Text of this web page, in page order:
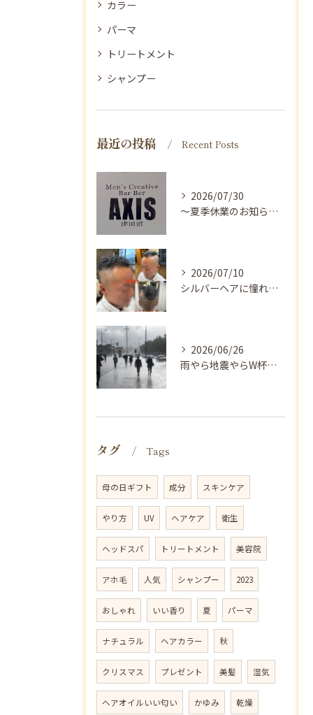
カラー
パーマ
トリートメント
シャンプー
最近の投稿 Recent Posts
2026/07/30
〜夏季休業のお知らせ〜
2026/07/10
シルバーヘアに憧れる方へ✨
2026/06/26
雨やら地震やらW杯やら、、、
タグ Tags
母の日ギフト 成分 スキンケア
やり方 UV ヘアケア 衛生
ヘッドスパ トリートメント 美容院
アホ毛 人気 シャンプー 2023
おしゃれ いい香り 夏 パーマ
ナチュラル ヘアカラー 秋
クリスマス プレゼント 美髪 湿気
ヘアオイルいい匂い かゆみ 乾燥